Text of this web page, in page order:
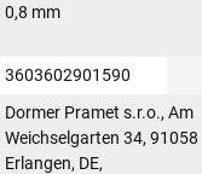
0,8 mm
3603602901590
Dormer Pramet s.r.o., Am
Weichselgarten 34, 91058
Erlangen, DE,